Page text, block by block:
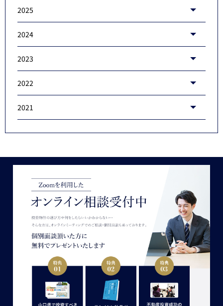
2025
2024
2023
2022
2021